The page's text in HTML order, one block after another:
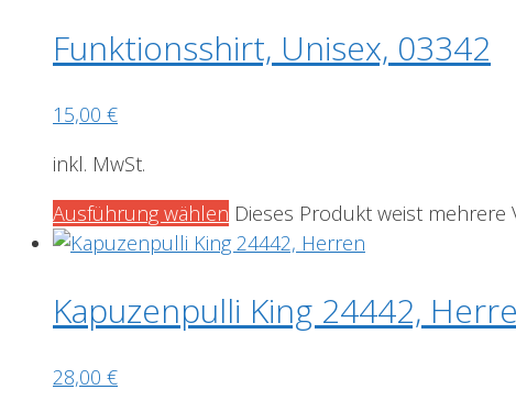
Funktionsshirt, Unisex, 03342
15,00 €
inkl. MwSt.
Ausführung wählen Dieses Produkt weist
Kapuzenpulli King 24442,
28,00 €